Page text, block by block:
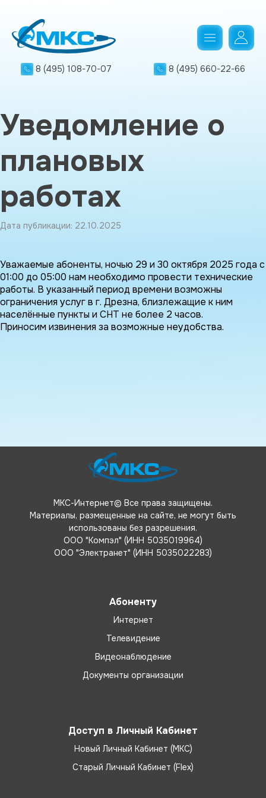
8 (495) 108-70-07 8 (495) 660-22-66
Уведомление о
плановых
работах
Дата публикации: 22.10.2025
Уважаемые абоненты, ночью 29 и 30 октября 2025 года с
01:00 до 05:00 нам необходимо провести технические
работы. В указанный период времени возможны
ограничения услуг в г. Дрезна, близлежащие к ним
населённые пункты и СНТ не более 2 часов.
Приносим извинения за возможные неудобства.
МКС-Интернет© Все права защищены.
Материалы, размещенные на сайте, не могут быть
использованы без разрешения.
ООО "Компэл" (ИНН 5035019964)
ООО "Электранет" (ИНН 5035022283)
Абоненту
Интернет
Телевидение
Видеонаблюдение
Документы организации
Доступ в Личный Кабинет
Новый Личный Кабинет (МКС)
Старый Личный Кабинет (Flex)